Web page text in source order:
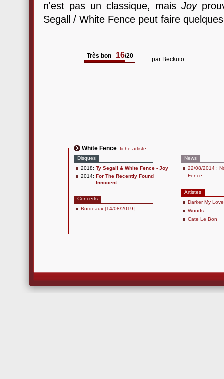
n'est pas un classique, mais Joy
Segall / White Fence peut faire
Très bon 16/20 par Beckuto
White Fence fiche artiste
Disques
2018: Ty Segall & White Fence - Joy
2014: For The Recently Found
Innocent
Concerts
Bordeaux [14/08/2019]
News
22/08/2014 :
Fence
Artistes
Darker My Love
Woods
Cate Le Bon